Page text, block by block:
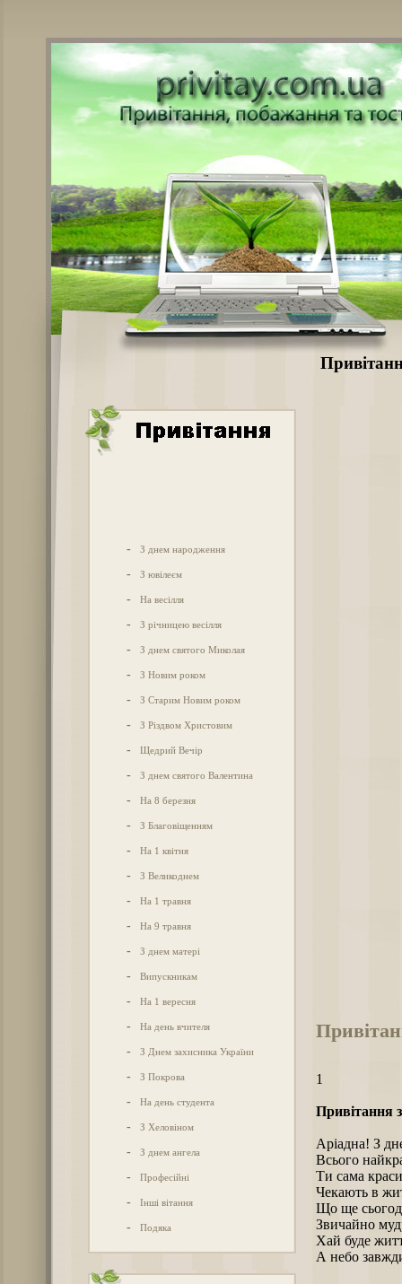
- З днем народження
- З ювілеєм
- На весілля
- З річницею весілля
- З днем святого Миколая
- З Новим роком
- З Старим Новим роком
- З Різдвом Христовим
- Щедрий Вечір
- З днем святого Валентина
- На 8 березня
- З Благовіщенням
- На 1 квітня
- З Великоднем
- На 1 травня
- На 9 травня
- З днем матері
- Випускникам
- На 1 вересня
- На день вчителя
- З Днем захисника України
- З Покрова
- На день студента
- З Хеловіном
- З днем ангела
- Професійні
- Інші вітання
- Подяка
1
Привітання
Аріадна! З
Всього
Ти сама
Чекають в
Що ще
Звичайно
Хай буде
А небо